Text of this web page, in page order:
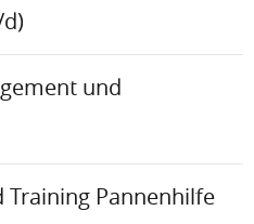
und
Training Pannenhilfe